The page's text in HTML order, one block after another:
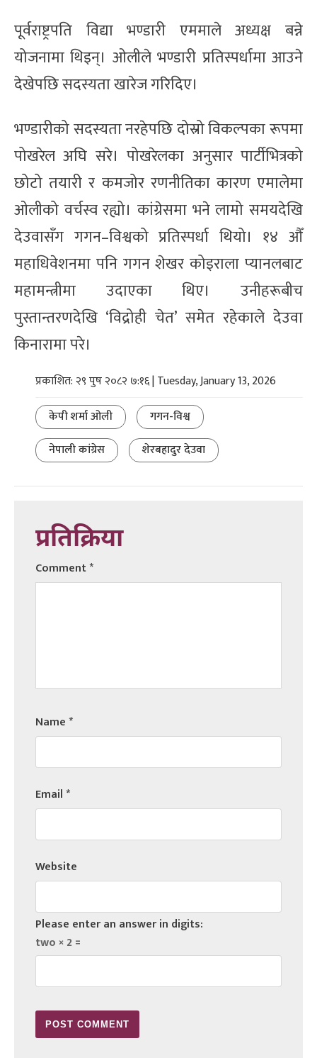
पूर्वराष्ट्रपति विद्या भण्डारी एममाले अध्यक्ष बन्ने
योजनामा थिइन्। ओलीले भण्डारी प्रतिस्पर्धामा आउने
देखेपछि सदस्यता खारेज गरिदिए।
भण्डारीको सदस्यता नरहेपछि दोस्रो विकल्पका रूपमा
पोखरेल अघि सरे। पोखरेलका अनुसार पार्टीभित्रको
छोटो तयारी र कमजोर रणनीतिका कारण एमालेमा
ओलीको वर्चस्व रह्यो। कांग्रेसमा भने लामो समयदेखि
देउवासँग गगन–विश्वको प्रतिस्पर्धा थियो। १४ औँ
महाधिवेशनमा पनि गगन शेखर कोइराला प्यानलबाट
महामन्त्रीमा उदाएका थिए। उनीहरूबीच
पुस्तान्तरणदेखि ‘विद्रोही चेत’ समेत रहेकाले देउवा
किनारामा परे।
प्रकाशित: २९ पुष २०८२ ७:१६ | Tuesday, January 13, 2026
केपी शर्मा ओली
गगन-विश्व
नेपाली कांग्रेस
शेरबहादुर देउवा
प्रतिक्रिया
Comment*
Name*
Email*
Website
Please enter an answer in digits:
two × 2 =